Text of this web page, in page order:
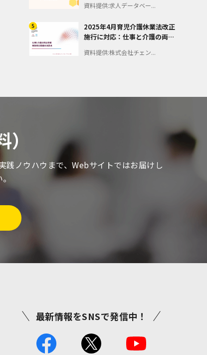
資料提供:求人データベー...
5
2025年4月育児介護休業法改正
施行に対応：仕事と介護の両立
－
資料提供:株式会社チェン...
ノウハウまで、Webサイトではお届けし
最新情報をSNSで発信中！